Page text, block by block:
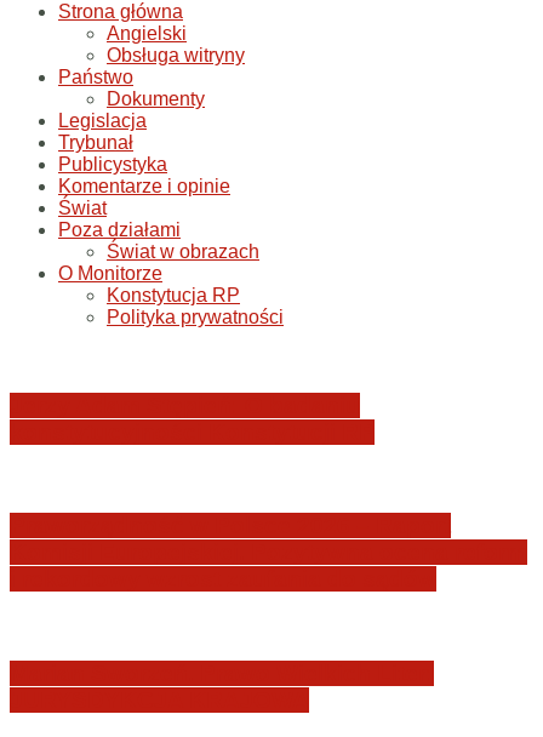
Strona główna
Angielski
Obsługa witryny
Państwo
Dokumenty
Legislacja
Trybunał
Publicystyka
Komentarze i opinie
Świat
Poza działami
Świat w obrazach
O Monitorze
Konstytucja RP
Polityka prywatności